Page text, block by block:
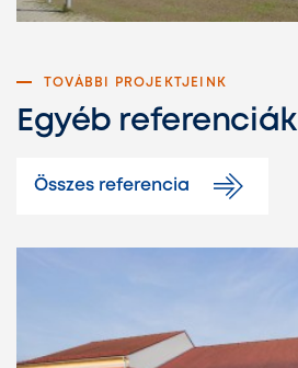
TOVÁBBI PROJEKTJEINK
Egyéb referenciák
Összes referencia